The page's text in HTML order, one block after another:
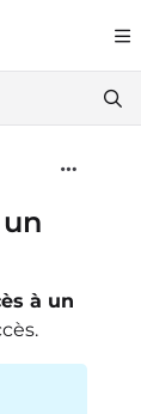
further.
à un